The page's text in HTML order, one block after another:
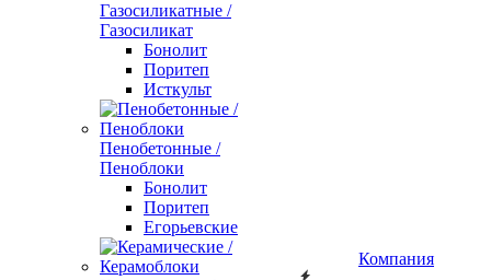
Газосиликатные /
Газосиликат
Бонолит
Поритеп
Исткульт
Пенобетонные /
Пеноблоки
Бонолит
Поритеп
Егорьевские
Компания